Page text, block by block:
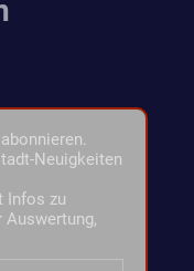
abonnieren.
Neuigkeiten
Infos zu